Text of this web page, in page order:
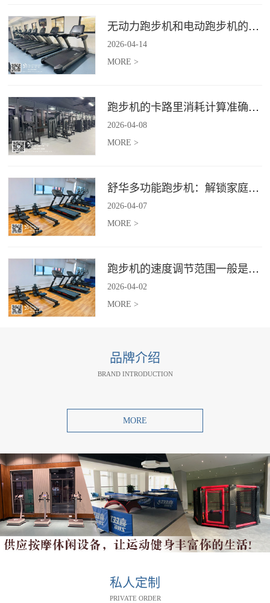
无动力跑步机和电动跑步机的区别是什么？
2026-04-14
MORE >
跑步机的卡路里消耗计算准确吗？
2026-04-08
MORE >
舒华多功能跑步机：解锁家庭健身新体验（体楷体育）
2026-04-07
MORE >
跑步机的速度调节范围一般是多少？
2026-04-02
MORE >
品牌介绍
BRAND INTRODUCTION
MORE
私人定制
PRIVATE ORDER